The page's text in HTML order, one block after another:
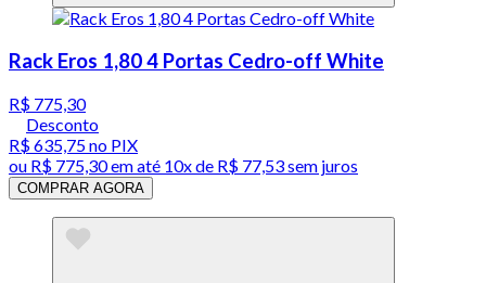
Rack Eros 1,80 4 Portas Cedro-off White
R$ 775,30
Desconto
R$ 635,75no PIX
ou R$ 775,30em até 10x de R$ 77,53 sem juros
COMPRAR AGORA